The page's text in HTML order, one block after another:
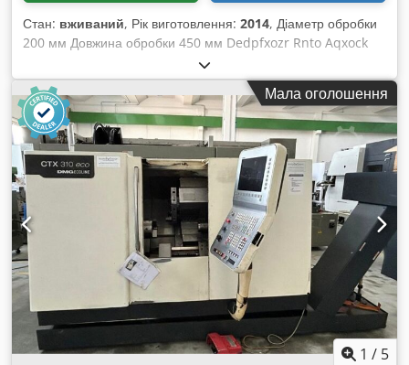
Стан: вживаний, Рік виготовлення: 2014, Діаметр обробки
200 мм Довжина обробки 450 мм Dedpfxozr Rnto Aqxock
Система управління Siemens 810D ShopTurn Діаметр
отвору шпинделя 51 мм Кількість керованих осей 3
Діапазон швидкостей обертання 0 - 5000 об/хв Потужність
приводу 16,5 / 11 кВт Швидкість швидкого переміщення 30
м/хв Кількість інструментів у револьверній головці 12 VDI 30
З них приводні станції 6 Швидкість обертання приводного
інструменту 4500 об/хв Потужність приводу на приводному
інструменті 8,4 кВт Задня бабка Так / Yes Вага 3,2 т
Габаритні розміри Д x Ш x В 4,4 x 2,05 x 1,8 м ЧПК токарний
верстат з приводними інструментами Лише 3950 годин
роботи шпинделя! Аксесуари: - Конвеєр для стружки - 3-
кулачковий патрон Kitagawa Ø 210 мм - Різні тримачі
інструментів VDI 30 - 1 + 1 приводні тримачі інструментів -
Автоматично переміщувана задня бабка - DMG SLIMline і
ShopTurn - Сигнальна лампа - Датчик вимірювання
інструменту - Програмована задня бабка
Мала оголошення
1 / 5